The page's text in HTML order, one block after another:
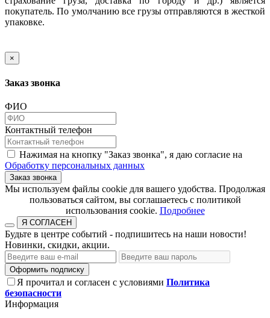
покупатель. По умолчанию все грузы отправляются в жесткой
упаковке.
×
Заказ звонка
ФИО
Контактный телефон
Нажимая на кнопку "Заказ звонка", я даю согласие на
Обработку персональных данных
Заказ звонка
​​​​​​​Мы используем файлы cookie для вашего удобства. Продолжая
пользоваться сайтом, вы соглашаетесь с политикой
использования cookie.​​​​​​​ Подробнее
Я СОГЛАСЕН
Будьте в центре событий - подпишитесь на наши новости!
Новинки, скидки, акции.
Оформить подписку
Я прочитал и согласен с условиями Политика
безопасности
Информация